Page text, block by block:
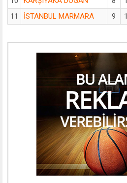
11
İSTANBUL MARMARA 9 1